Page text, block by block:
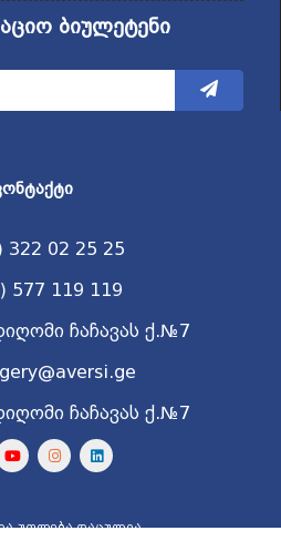
ბიულეტენი
322 02 25 25
577 119 119
ჩაჩავას ქ.№7
ჩაჩავას ქ.№7
უფლება დაცულია.